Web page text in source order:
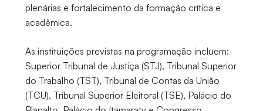
plenárias e fortalecimento da formação crítica e
acadêmica.
As instituições previstas na programação incluem:
Superior Tribunal de Justiça (STJ), Tribunal Superior
do Trabalho (TST), Tribunal de Contas da União
(TCU), Tribunal Superior Eleitoral (TSE), Palácio do